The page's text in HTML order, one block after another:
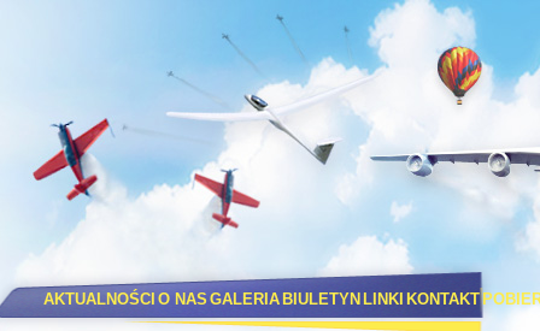
AKTUALNOŚCI O NAS GALERIA BIULETYN LINKI KONTAKT